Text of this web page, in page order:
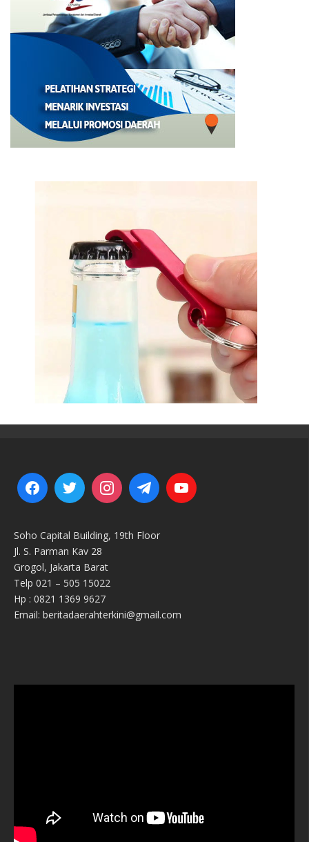
Soho Capital Building, 19th Floor
Jl. S. Parman Kav 28
Grogol, Jakarta Barat
Telp 021 – 505 15022
Hp : 0821 1369 9627
Email: beritadaerahterkini@gmail.com